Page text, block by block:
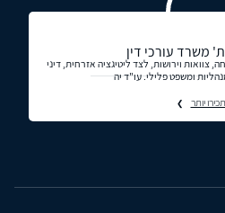
משרד עורכי דין
צוואות וירושות, לצד ליטיגציה אזרחית, דיני
ומשפט פלילי. עו"ד יה
תכירו יותר